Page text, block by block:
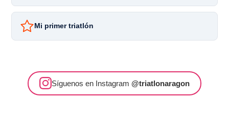
Mi primer triatlón
Síguenos en Instagram @triatlonaragon